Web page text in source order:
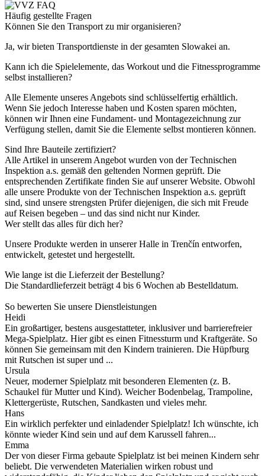
Häufig gestellte Fragen
Können Sie den Transport zu mir organisieren?
Ja, wir bieten Transportdienste in der gesamten Slowakei an.
Kann ich die Spielelemente, das Workout und die Fitnessprogramme
selbst installieren?
Alle Elemente unseres Angebots sind schlüsselfertig erhältlich.
Wenn Sie jedoch Interesse haben und Kosten sparen möchten,
können wir Ihnen eine Fundament- und Montagezeichnung zur
Verfügung stellen, damit Sie die Elemente selbst montieren können.
Sind Ihre Bauteile zertifiziert?
Alle Artikel in unserem Angebot wurden von der Technischen
Inspektion a.s. gemäß den geltenden Normen geprüft. Die
entsprechenden Zertifikate finden Sie auf unserer Website. Obwohl
alle unsere Produkte von der Technischen Inspektion a.s. geprüft
sind, sind unsere strengsten Prüfer diejenigen, die sich mit Freude
auf Reisen begeben – und das sind nicht nur Kinder.
Wer stellt das alles für dich her?
Unsere Produkte werden in unserer Halle in Trenčín entworfen,
entwickelt, getestet und hergestellt.
Wie lange ist die Lieferzeit der Bestellung?
Die Standardlieferzeit beträgt 4 bis 6 Wochen ab Bestelldatum.
So bewerten Sie unsere Dienstleistungen
Heidi
Ein großartiger, bestens ausgestatteter, inklusiver und barrierefreier
Mega-Spielplatz. Hier gibt es einen Fitnessturm und Kraftgeräte. So
können Sie gemeinsam mit den Kindern trainieren. Die Hüpfburg
mit Rutschen ist super und ...
Ursula
Neuer, moderner Spielplatz mit besonderen Elementen (z. B.
Schaukel für Mutter und Kind). Weicher Bodenbelag, Trampoline,
Klettergerüste, Rutschen, Sandkasten und vieles mehr.
Hans
Ein wirklich perfekter und einladender Spielplatz! Ich wünschte, ich
könnte wieder Kind sein und auf dem Karussell fahren...
Emma
Der von dieser Firma gebaute Spielplatz ist bei meinen Kindern sehr
beliebt. Die verwendeten Materialien wirken robust und